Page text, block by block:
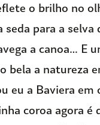
o brilho no
seda para a selva
a canoa… E
bela a natureza
eu a Baviera em
coroa agora é